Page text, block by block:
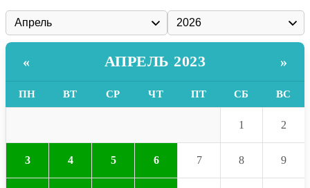
« АПРЕЛЬ 2023 »
ПН ВТ СР ЧТ ПТ СБ ВС
1 2
3 4 5 6 7 8 9